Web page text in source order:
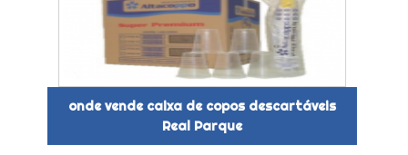
onde vende caixa de copos descartáveis
Real Parque